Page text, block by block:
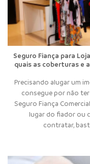
Seguro Fiança para
quais as coberturas e
Precisando alugar um
consegue por não
Seguro Fiança
lugar do fiador ou
contratar,